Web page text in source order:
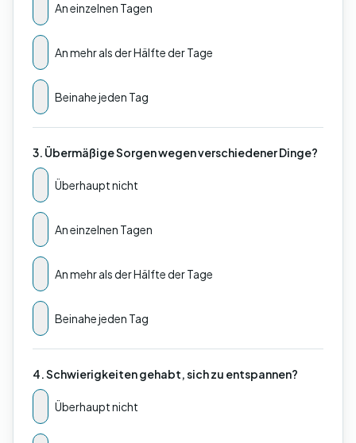
An einzelnen Tagen
An mehr als der Hälfte der Tage
Beinahe jeden Tag
3. Übermäßige Sorgen wegen verschiedener Dinge?
Überhaupt nicht
An einzelnen Tagen
An mehr als der Hälfte der Tage
Beinahe jeden Tag
4. Schwierigkeiten gehabt, sich zu entspannen?
Überhaupt nicht